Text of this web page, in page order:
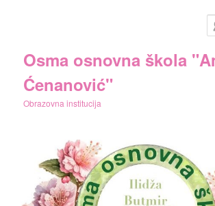
Osma osnovna škola
Ćenanović"
Obrazovna institucija